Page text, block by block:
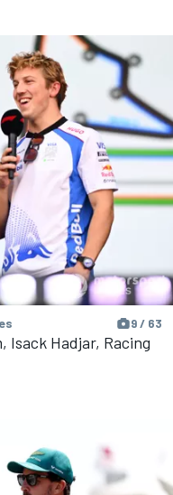
9 / 63
Isack Hadjar, Racing